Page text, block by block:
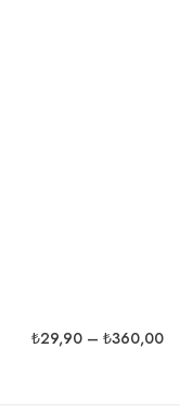
₺29,90 – ₺360,00